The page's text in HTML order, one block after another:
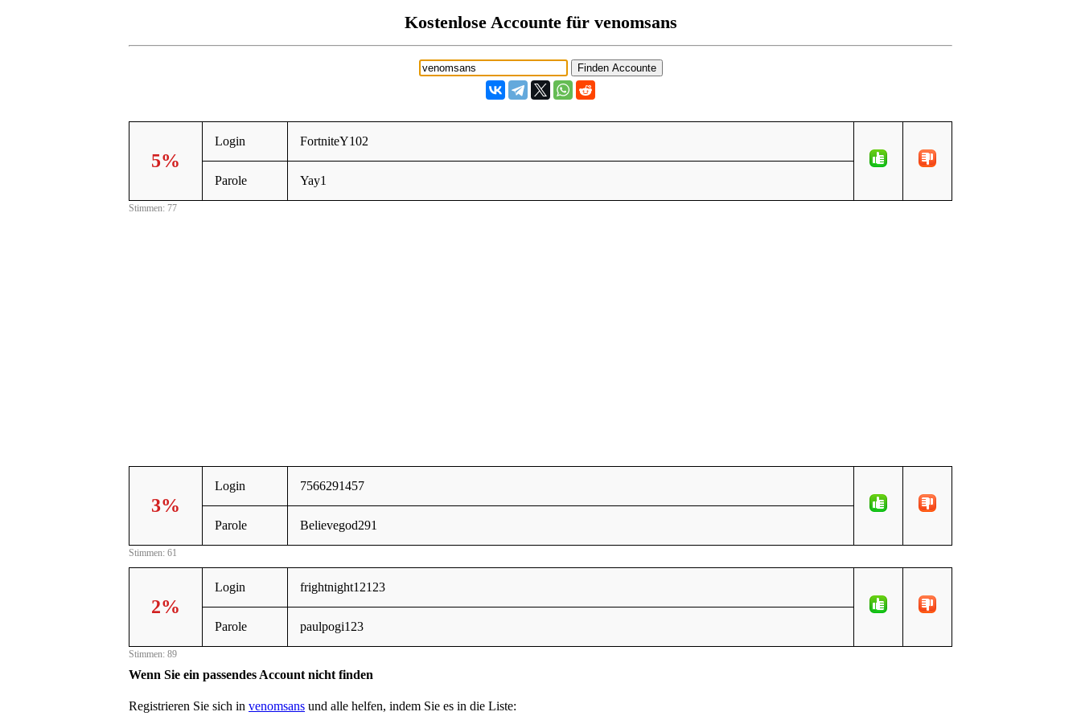
Kostenlose Accounte für venomsans
5%
Login FortniteY102
Parole Yay1
Stimmen: 77
3%
Login 7566291457
Parole Believegod291
Stimmen: 61
2%
Login frightnight12123
Parole paulpogi123
Stimmen: 89
Wenn Sie ein passendes Account nicht finden
Registrieren Sie sich in venomsans und alle helfen, indem Sie es in die Liste: